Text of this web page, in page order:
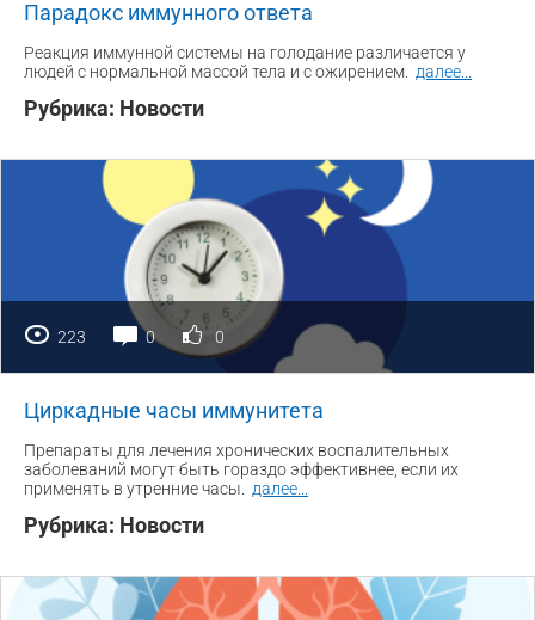
Парадокс иммунного ответа
Реакция иммунной системы на голодание различается у
людей с нормальной массой тела и с ожирением. далее...
Рубрика: Новости
223 0 0
Циркадные часы иммунитета
Препараты для лечения хронических воспалительных
заболеваний могут быть гораздо эффективнее, если их
применять в утренние часы. далее...
Рубрика: Новости